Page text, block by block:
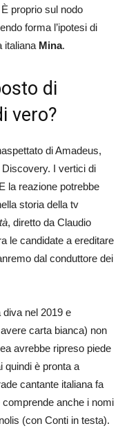
proprio sul nodo
forma l’ipotesi di
italiana Mina.
di
vero?
di Amadeus,
I vertici di
la reazione potrebbe
storia della tv
, diretto da Claudio
le candidate a ereditare
dal conduttore dei
diva nel 2019 e
carta bianca) non
avrebbe ripreso piede
quindi è pronta a
cantante italiana fa
anche i nomi
(con Conti in testa).